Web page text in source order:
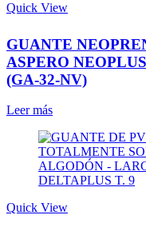
Quick View
GUANTE
ASPERO
(GA-32-NV)
Leer más
Quick View